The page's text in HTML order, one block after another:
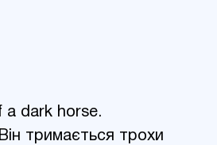
dark horse.
тримається трохи